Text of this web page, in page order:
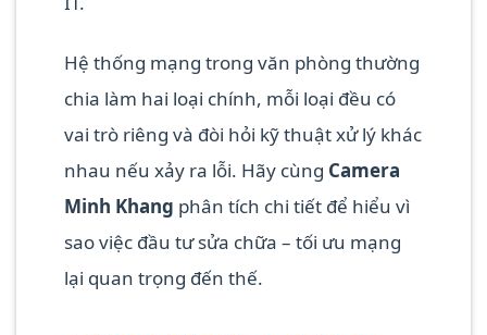
Hệ thống mạng trong văn phòng thường
chia làm hai loại chính, mỗi loại đều có
vai trò riêng và đòi hỏi kỹ thuật xử lý khác
nhau nếu xảy ra lỗi. Hãy cùng Camera
Minh Khang phân tích chi tiết để hiểu vì
sao việc đầu tư sửa chữa – tối ưu mạng
lại quan trọng đến thế.